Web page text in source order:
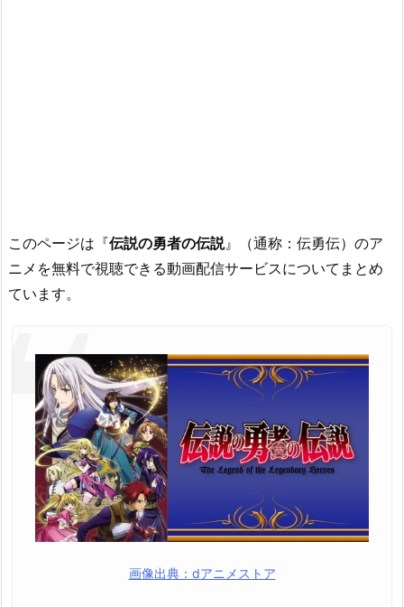
このページは『伝説の勇者の伝説』（通称：伝勇伝）のア
ニメを無料で視聴できる動画配信サービスについてまとめ
ています。
画像出典：dアニメストア